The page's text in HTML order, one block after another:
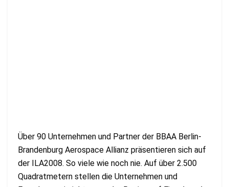
Über 90 Unternehmen und Partner der BBAA Berlin-
Brandenburg Aerospace Allianz präsentieren sich auf
der ILA2008. So viele wie noch nie. Auf über 2.500
Quadratmetern stellen die Unternehmen und